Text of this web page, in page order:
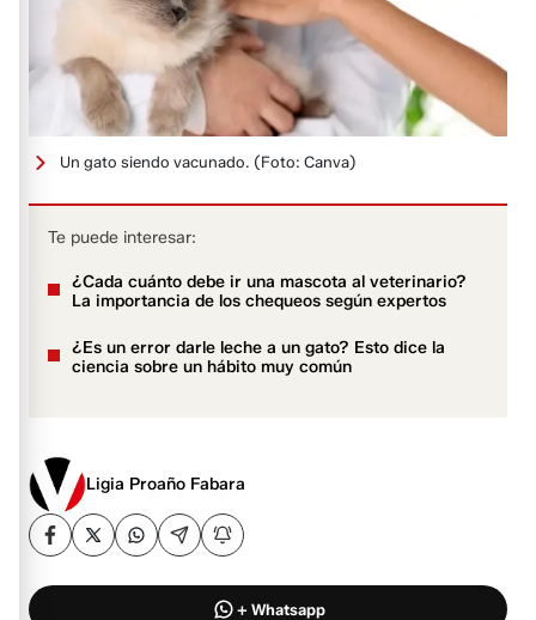
Un gato siendo vacunado. (Foto: Canva)
Te puede interesar:
¿Cada cuánto debe ir una mascota al veterinario?
La importancia de los chequeos según expertos
¿Es un error darle leche a un gato? Esto dice la
ciencia sobre un hábito muy común
Ligia Proaño Fabara
+ Whatsapp